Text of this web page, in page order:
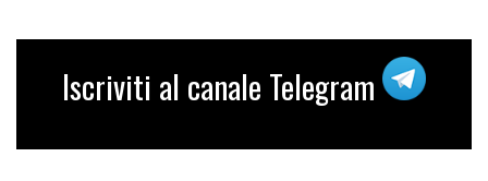
Iscriviti al canale Telegram